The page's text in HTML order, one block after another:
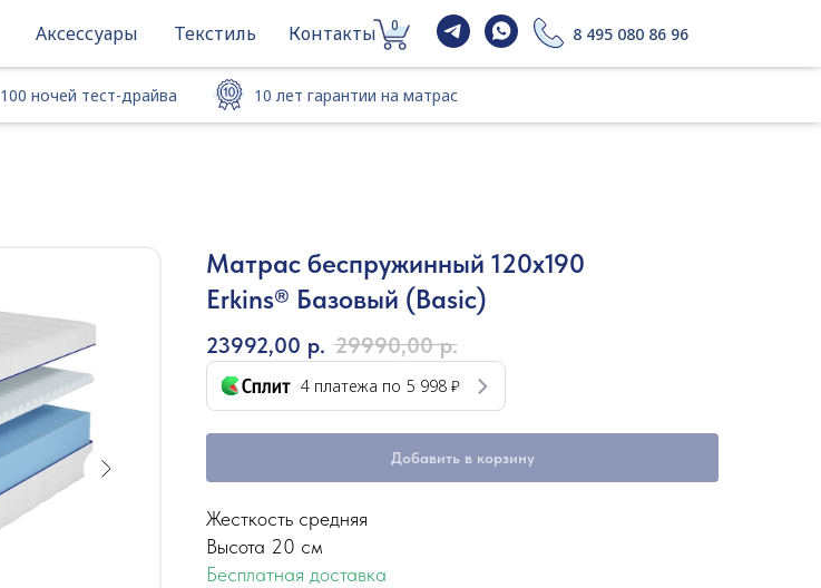
Аксессуары Текстиль 0 8 495 080 86 96
Контакты
100 ночей тест-драйва 10 лет гарантии на матрас
Матрас беспружинный 120x190
Erkins® Базовый (Basic)
23992,00 р. 29990,00 р.
4 платежа по 5 998 ₽
Добавить в корзину
Жесткость средняя
Высота 20 см
Бесплатная доставка